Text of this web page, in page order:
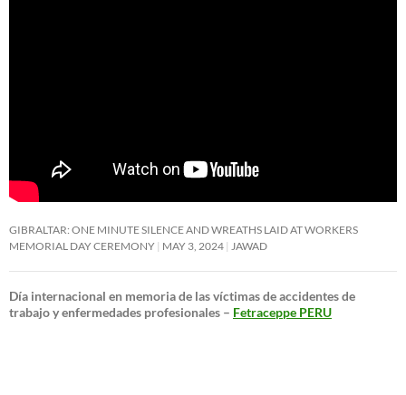
GIBRALTAR: ONE MINUTE SILENCE AND WREATHS LAID AT WORKERS
MEMORIAL DAY CEREMONY MAY 3, 2024 JAWAD
Día internacional en memoria de las víctimas de accidentes de
trabajo y enfermedades profesionales – Fetraceppe PERU